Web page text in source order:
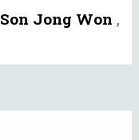
Son Jong Won ,